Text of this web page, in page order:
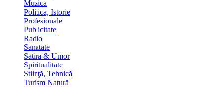
Muzica
Politica, Istorie
Profesionale
Publicitate
Radio
Sanatate
Satira & Umor
Spiritualitate
Stiinţă, Tehnică
Turism Natură